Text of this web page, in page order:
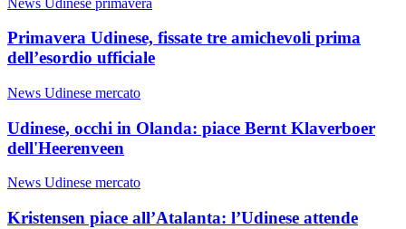
Primavera Udinese, fissate tre amichevoli prima
dell’esordio ufficiale
News Udinese mercato
Udinese, occhi in Olanda: piace Bernt Klaverboer
dell'Heerenveen
News Udinese mercato
Kristensen piace all’Atalanta: l’Udinese attende